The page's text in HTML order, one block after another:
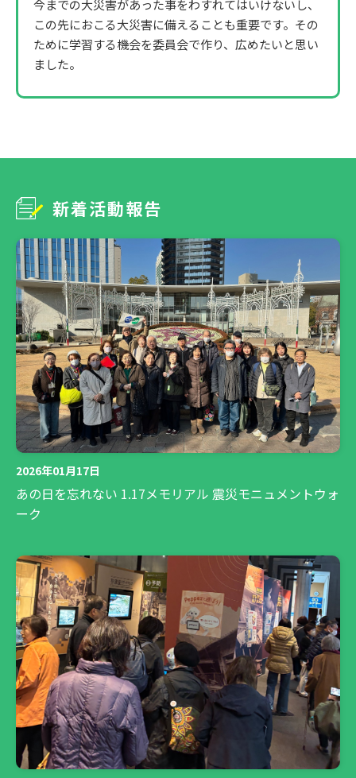
今までの大災害があった事をわすれてはいけないし、
この先におこる大災害に備えることも重要です。その
ために学習する機会を委員会で作り、広めたいと思い
ました。
新着活動報告
2026年01月17日
あの日を忘れない 1.17メモリアル 震災モニュメントウォ
ーク